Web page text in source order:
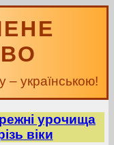
– українською!
урочища
віки